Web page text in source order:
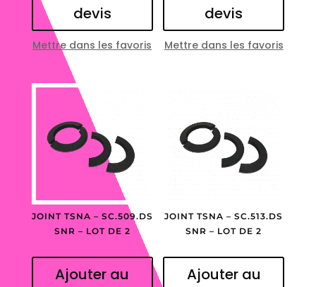
devis
Mettre dans les favoris
devis
Mettre dans les favoris
JOINT TSNA – SC.509.DS
SNR – LOT DE 2
Ajouter au
JOINT TSNA – SC.513.DS
SNR – LOT DE 2
Ajouter au